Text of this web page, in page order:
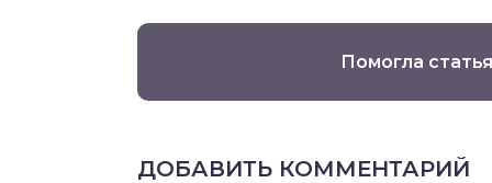
Помогла
ДОБАВИТЬ КОММЕНТАРИЙ